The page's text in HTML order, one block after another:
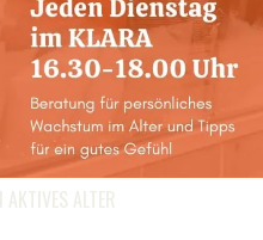
ALTER